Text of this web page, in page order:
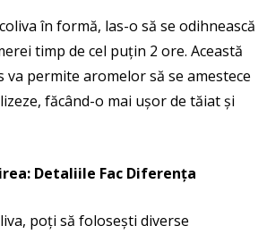
în formă, las-o să se odihnească
timp de cel puțin 2 ore. Această
va permite aromelor să se amestece
făcând-o mai ușor de tăiat și
Detaliile Fac Diferența
poți să folosești diverse